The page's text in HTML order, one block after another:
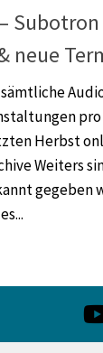
neue
Herbst
Weiters
gegeben